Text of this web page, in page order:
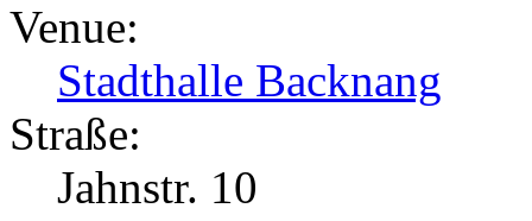
Venue:
Stadthalle Backnang
Straße:
Jahnstr. 10